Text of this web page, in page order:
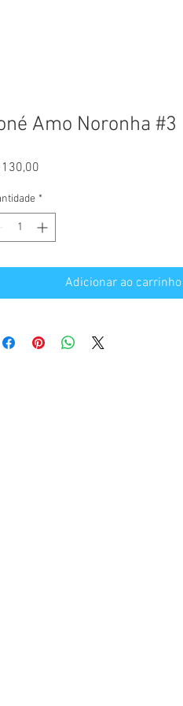
Amo Noronha #3
*
Adicionar ao carrinho